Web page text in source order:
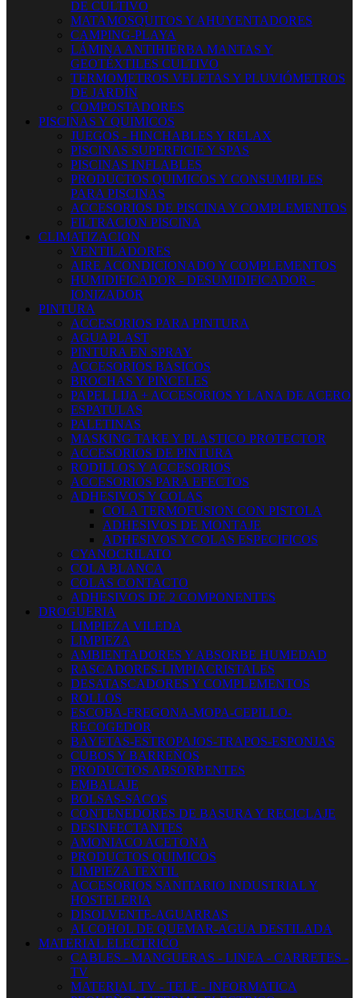
DE CULTIVO
MATAMOSQUITOS Y AHUYENTADORES
CAMPING-PLAYA
LÁMINA ANTIHIERBA MANTAS Y
GEOTÉXTILES CULTIVO
TERMOMETROS VELETAS Y PLUVIÓMETROS
DE JARDÍN
COMPOSTADORES
PISCINAS Y QUIMICOS
JUEGOS - HINCHABLES Y RELAX
PISCINAS SUPERFICIE Y SPAS
PISCINAS INFLABLES
PRODUCTOS QUIMICOS Y CONSUMIBLES
PARA PISCINAS
ACCESORIOS DE PISCINA Y COMPLEMENTOS
FILTRACION PISCINA
CLIMATIZACION
VENTILADORES
AIRE ACONDICIONADO Y COMPLEMENTOS
HUMIDIFICADOR - DESUMIDIFICADOR -
IONIZADOR
PINTURA
ACCESORIOS PARA PINTURA
AGUAPLAST
PINTURA EN SPRAY
ACCESORIOS BASICOS
BROCHAS Y PINCELES
PAPEL LIJA + ACCESORIOS Y LANA DE ACERO
ESPATULAS
PALETINAS
MASKING TAKE Y PLASTICO PROTECTOR
ACCESORIOS DE PINTURA
RODILLOS Y ACCESORIOS
ACCESORIOS PARA EFECTOS
ADHESIVOS Y COLAS
COLA TERMOFUSION CON PISTOLA
ADHESIVOS DE MONTAJE
ADHESIVOS Y COLAS ESPECIFICOS
CYANOCRILATO
COLA BLANCA
COLAS CONTACTO
ADHESIVOS DE 2 COMPONENTES
DROGUERIA
LIMPIEZA VILEDA
LIMPIEZA
AMBIENTADORES Y ABSORBE HUMEDAD
RASCADORES-LIMPIACRISTALES
DESATASCADORES Y COMPLEMENTOS
ROLLOS
ESCOBA-FREGONA-MOPA-CEPILLO-
RECOGEDOR
BAYETAS-ESTROPAJOS-TRAPOS-ESPONJAS
CUBOS Y BARREÑOS
PRODUCTOS ABSORBENTES
EMBALAJE
BOLSAS-SACOS
CONTENEDORES DE BASURA Y RECICLAJE
DESINFECTANTES
AMONIACO ACETONA
PRODUCTOS QUIMICOS
LIMPIEZA TEXTIL
ACCESORIOS SANITARIO INDUSTRIAL Y
HOSTELERIA
DISOLVENTE-AGUARRAS
ALCOHOL DE QUEMAR-AGUA DESTILADA
MATERIAL ELECTRICO
CABLES - MANGUERAS - LINEA - CARRETES -
TV
MATERIAL TV - TELF - INFORMATICA